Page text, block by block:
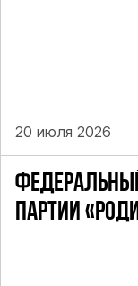
ПАРТИИ
20 июля 2026